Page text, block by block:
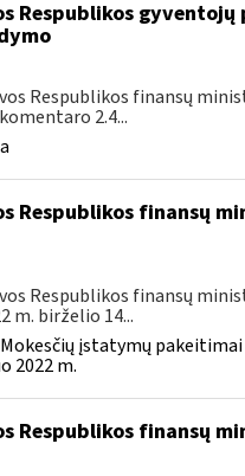
Respublikos
Respublikos finansų
2.4...
Respublikos finansų
Respublikos finansų
m. birželio 14...
Mokesčių įstatymų
2022 m.
Respublikos finansų